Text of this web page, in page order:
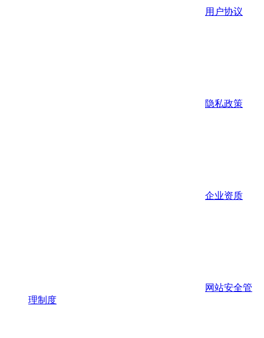
用户协议
隐私政策
企业资质
网站安全管
理制度